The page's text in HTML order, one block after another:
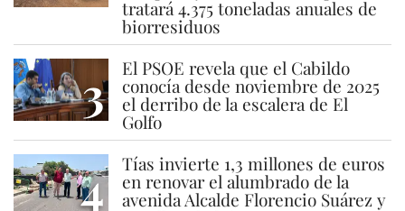
tratará 4.375 toneladas anuales de
biorresiduos
3 El PSOE revela que el Cabildo
conocía desde noviembre de 2025
el derribo de la escalera de El
Golfo
4 Tías invierte 1,3 millones de euros
en renovar el alumbrado de la
avenida Alcalde Florencio Suárez y